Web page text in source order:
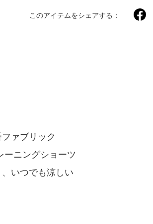
このアイテムをシェアする
ァブリック
ーニングショーツ
いつでも涼しい